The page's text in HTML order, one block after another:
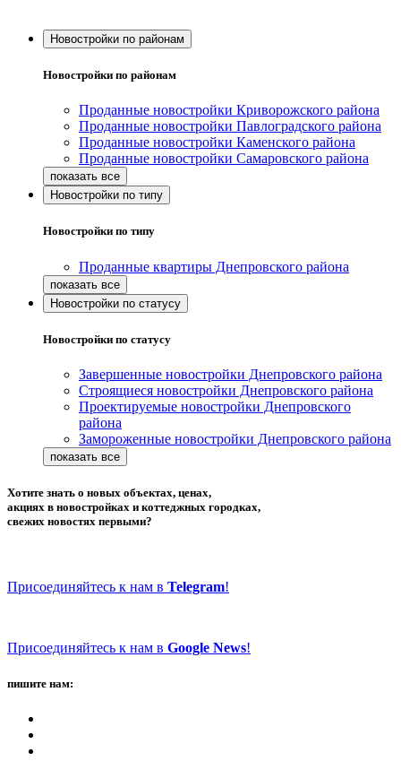
Новостройки по районам
Новостройки по районам
Проданные новостройки Криворожского района
Проданные новостройки Павлоградского района
Проданные новостройки Каменского района
Проданные новостройки Самаровского района
Новостройки по типу
Новостройки по типу
Проданные квартиры Днепровского района
Новостройки по статусу
Новостройки по статусу
Завершенные новостройки Днепровского района
Строящиеся новостройки Днепровского района
Проектируемые новостройки Днепровского
района
Замороженные новостройки Днепровского района
Хотите знать о новых объектах, ценах,
акциях в новостройках и коттеджных городках,
свежих новостях первыми?
Присоединяйтесь к нам в Telegram!
Присоединяйтесь к нам в Google News!
пишите нам: